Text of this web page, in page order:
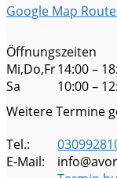
Google Map
Öffnungszeiten
Mi,Do,Fr
Sa
14:00 –
10:00 –
Weitere Termine
Tel.:
E-Mail: